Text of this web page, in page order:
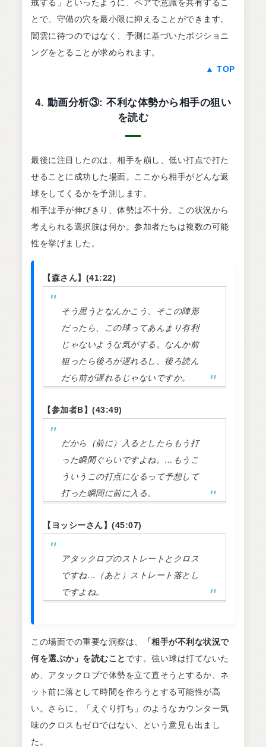
戒する」といったように、ペアで意識を共有するこ
とで、守備の穴を最小限に抑えることができます。
闇雲に待つのではなく、予測に基づいたポジショニ
ングをとることが求められます。
▲ TOP
4. 動画分析③: 不利な体勢から相手の狙い
を読む
最後に注目したのは、相手を崩し、低い打点で打た
せることに成功した場面。ここから相手がどんな返
球をしてくるかを予測します。
相手は手が伸びきり、体勢は不十分。この状況から
考えられる選択肢は何か。参加者たちは複数の可能
性を挙げました。
【森さん】(41:22)
そう思うとなんかこう、そこの陣形
だったら、この球ってあんまり有利
じゃないような気がする。なんか前
狙ったら後ろが遅れるし、後ろ読ん
だら前が遅れるじゃないですか。
【参加者B】(43:49)
だから（前に）入るとしたらもう打
った瞬間ぐらいですよね。…もうこ
ういうこの打点になるって予想して
打った瞬間に前に入る。
【ヨッシーさん】(45:07)
アタックロブのストレートとクロス
ですね…（あと）ストレート落とし
ですよね。
この場面での重要な洞察は、
「相手が不利な状況で
何を選ぶか」を読むこと です。強い球は打てないた
め、アタックロブで体勢を立て直そうとするか、ネ
ット前に落として時間を作ろうとする可能性が高
い。さらに、「えぐり打ち」のようなカウンター気
味のクロスもゼロではない、という意見も出まし
た。